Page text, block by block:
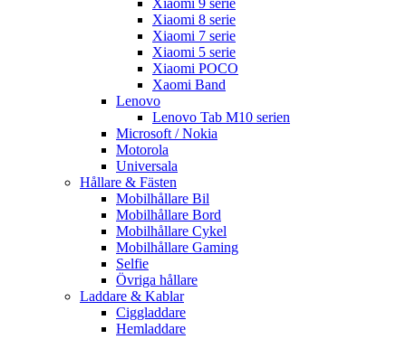
Xiaomi 9 serie
Xiaomi 8 serie
Xiaomi 7 serie
Xiaomi 5 serie
Xiaomi POCO
Xaomi Band
Lenovo
Lenovo Tab M10 serien
Microsoft / Nokia
Motorola
Universala
Hållare & Fästen
Mobilhållare Bil
Mobilhållare Bord
Mobilhållare Cykel
Mobilhållare Gaming
Selfie
Övriga hållare
Laddare & Kablar
Ciggladdare
Hemladdare